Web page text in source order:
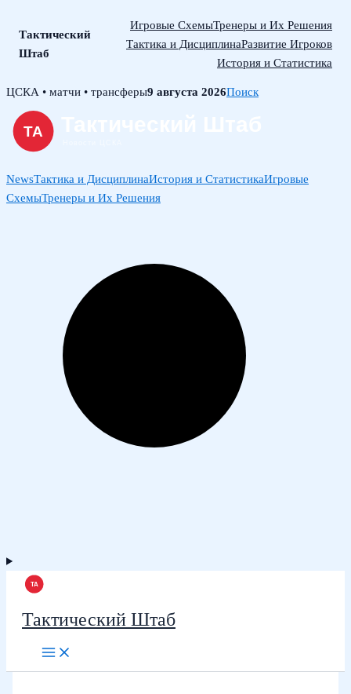
Тактический
Штаб
Игровые СхемыТренеры и Их Решения
Тактика и ДисциплинаРазвитие Игроков
История и Статистика
Skip
content
ЦСКА • матчи • трансферы9 августа 2026Поиск
NewsТактика и ДисциплинаИстория и СтатистикаИгровые
СхемыТренеры и Их Решения
Тактический Штаб